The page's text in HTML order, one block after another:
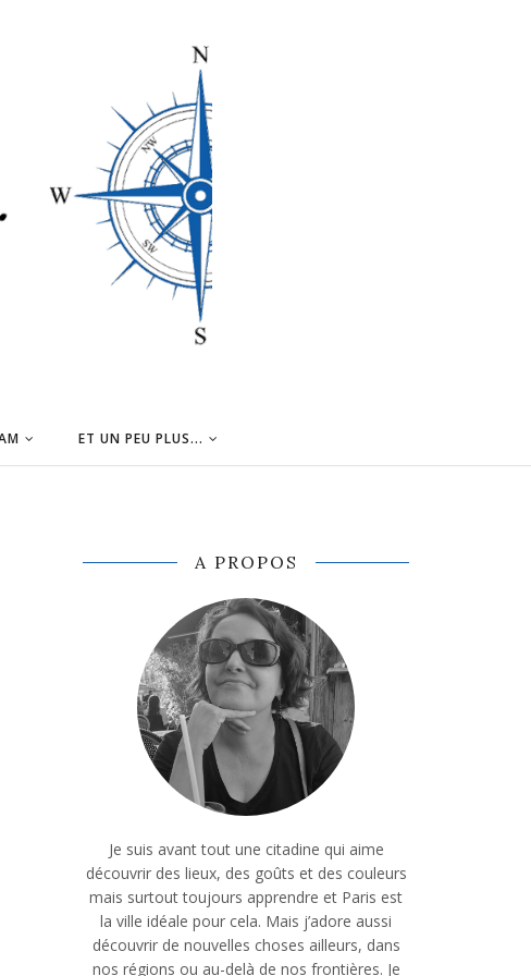
ET UN PEU PLUS...
A PROPOS
Je suis avant tout une citadine qui aime
découvrir des lieux, des goûts et des couleurs
mais surtout toujours apprendre et Paris est
la ville idéale pour cela. Mais j’adore aussi
découvrir de nouvelles choses ailleurs, dans
nos régions ou au-delà de nos frontières. Je